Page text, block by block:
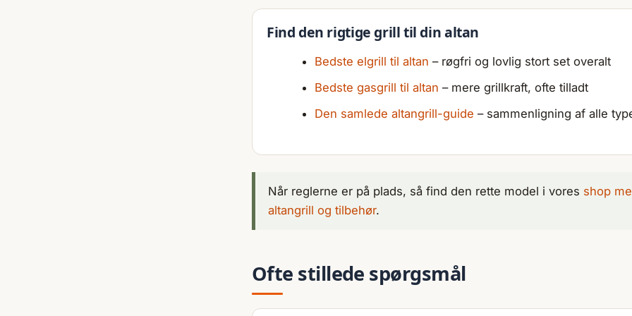
Find den rigtige grill til din altan
Bedste elgrill til altan – røgfri og lovlig stort set overalt
Bedste gasgrill til altan – mere grillkraft, ofte tilladt
Den samlede altangrill-guide – sammenligning af alle
Når reglerne er på plads, så find den rette model i vores shop
altangrill og tilbehør.
Ofte stillede spørgsmål